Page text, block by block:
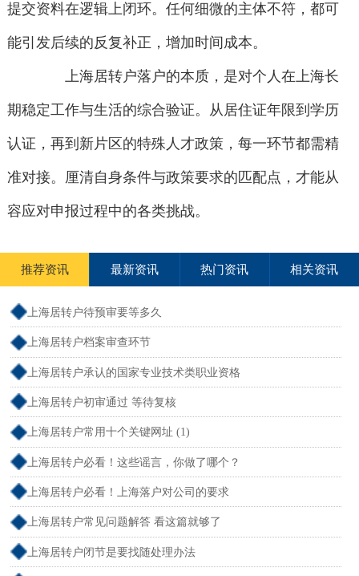
提交资料在逻辑上闭环。任何细微的主体不符，都可
能引发后续的反复补正，增加时间成本。
上海居转户落户的本质，是对个人在上海长
期稳定工作与生活的综合验证。从居住证年限到学历
认证，再到新片区的特殊人才政策，每一环节都需精
准对接。厘清自身条件与政策要求的匹配点，才能从
容应对申报过程中的各类挑战。
推荐资讯 最新资讯 热门资讯 相关资讯
上海居转户待预审要等多久
上海居转户档案审查环节
上海居转户承认的国家专业技术类职业资格
上海居转户初审通过 等待复核
上海居转户常用十个关键网址 (1)
上海居转户必看！这些谣言，你做了哪个？
上海居转户必看！上海落户对公司的要求
上海居转户常见问题解答 看这篇就够了
上海居转户闭节是要找随处理办法